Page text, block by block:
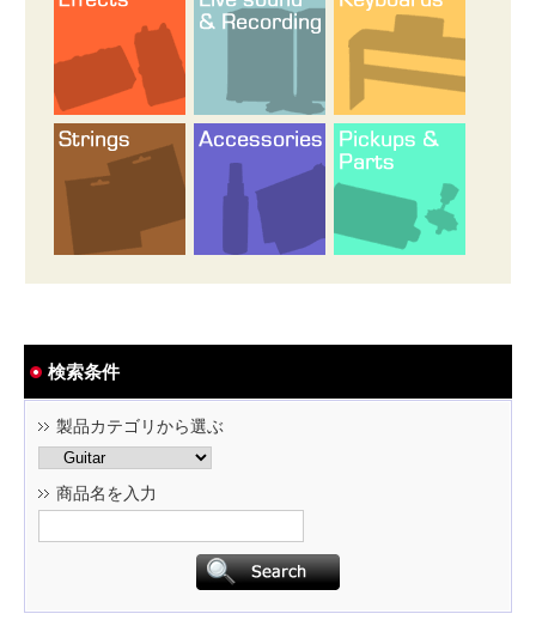
検索条件
製品カテゴリから選ぶ
商品名を入力